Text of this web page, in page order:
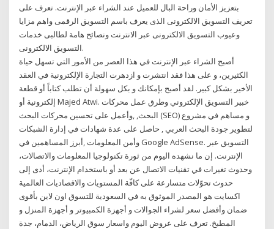
بتعزيز الأمان وراحة البال للعميل عند الشراء عبر الإنترنت. تعرف على
تعريف التسويق الالكترونى الذى يعرف باسم التسويق الرقمى واهم مزايا
وعيوب التسويق الالكترونى عبر الانترنت ونصائح هامة لطالبى خدمات
التسويق الالكترونى.
أصبح الشراء عبر الإنترنت في هذا العصر من الأمور التي تسهل حياة
الكثيرين، و على هذا فقد انتشرت و ازدهرت التجارة الإلكترونية في العقد
الأخير بشكل كبير. لقد أصبح بإمكانك و بكل سهولة أن تطلب كتاباً أو قطعة
إلكترونية أو Majed Atwi. خبير التسويق الإلكتروني وطرق عمل محركات
البحث, ,وأعمل على تحسين محركات البحث (SEO) و مساهم في مشروع
لتطوير جودة البحث العربي , حاصل على عدة شهادات في إدارة الشبكات
وأمن المعلومات ,أبرز المساهمين في Google AdSense. التسويق عبر
الإنترنت. إن ما نشهده اليوم من ثورة تكنولوجيا المعلومات والاتصالات،
وحدوث تغيرات في تقنيات الاتصال عن بعد أو باستخدام الإنترنت، أدى إلى
حدوث تحوّلات متسارعة على كافّة المستويات والاقصاديات العالمية
اكسايت هو المصدر الموثوق به في السعودية للتسوق اون لاين بأقوى
ضمان وأفضل سعر لشراء الجوالات و أجهزة الكمبيوتر و أجهزة المنزل و
المطبخ. تعرف على عروض اليوم واسعار سوق الرياض، الدمام، جدة